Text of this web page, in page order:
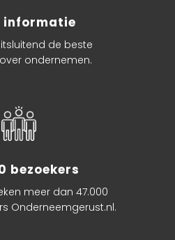
informatie
de beste
ondernemen.
bezoekers
meer dan 47.000
Onderneemgerust.nl.